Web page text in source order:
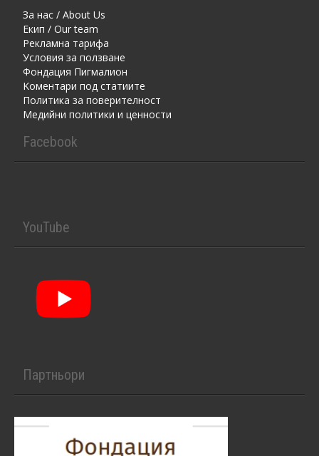
За нас / About Us
Екип / Our team
Рекламна тарифа
Условия за ползване
Фондация Пигмалион
Kоментaри под статиите
Политика за поверителност
Медийни политики и ценности
Facebook
YouTube
Партньори